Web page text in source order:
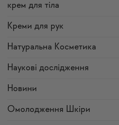
крем для тіла
Креми для рук
Натуральна Косметика
Наукові дослідження
Новини
Омолодження Шкіри